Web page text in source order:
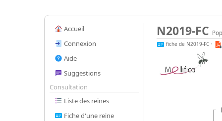
Accueil
Connexion
Aide
Suggestions
Consultation
Liste des reines
Fiche d'une reine
N2019-FC
fiche de N2019-FC •